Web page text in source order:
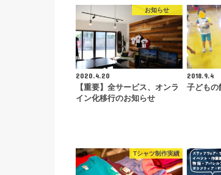
お知らせ
2020.4.20
【重要】全サービス、オンラ
イン化移行のお知らせ
2018.9.4
子どもの
Tシャツ制作実績